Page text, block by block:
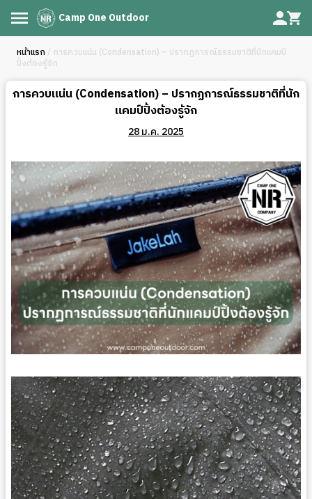
Camp One Outdoor
หน้าแรก / การควบแน่น (Condensation) – ปรากฏการณ์ธรรมชาติที่นักแคมป์
ปิ้งต้องรู้จัก
การควบแน่น (Condensation) – ปรากฏการณ์ธรรมชาติที่นัก
แคมป์ปิ้งต้องรู้จัก
28 ม.ค. 2025